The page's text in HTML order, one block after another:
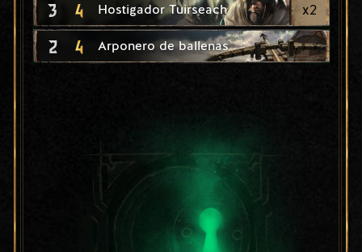
3 4 Hostigador Tuirseach x2
2 4 Arponero de ballenas